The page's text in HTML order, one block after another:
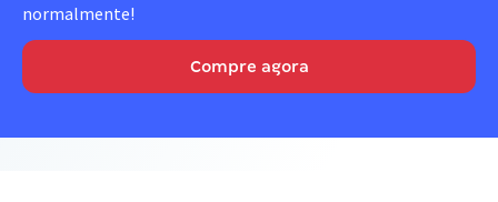
normalmente!
Compre agora